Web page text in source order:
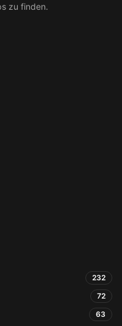
zu finden.
232
72
63